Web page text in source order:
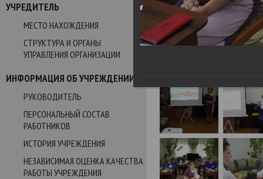
УЧРЕДИТЕЛЬ
МЕСТО НАХОЖДЕНИЯ
СТРУКТУРА И ОРГАНЫ
УПРАВЛЕНИЯ ОРГАНИЗАЦИИ
ИНФОРМАЦИЯ ОБ УЧРЕЖДЕНИИ
РУКОВОДИТЕЛЬ
ПЕРСОНАЛЬНЫЙ СОСТАВ
РАБОТНИКОВ
ИСТОРИЯ УЧРЕЖДЕНИЯ
НЕЗАВИСИМАЯ ОЦЕНКА КАЧЕСТВА
РАБОТЫ УЧРЕЖДЕНИЯ
Фотогалерея
Конкурс